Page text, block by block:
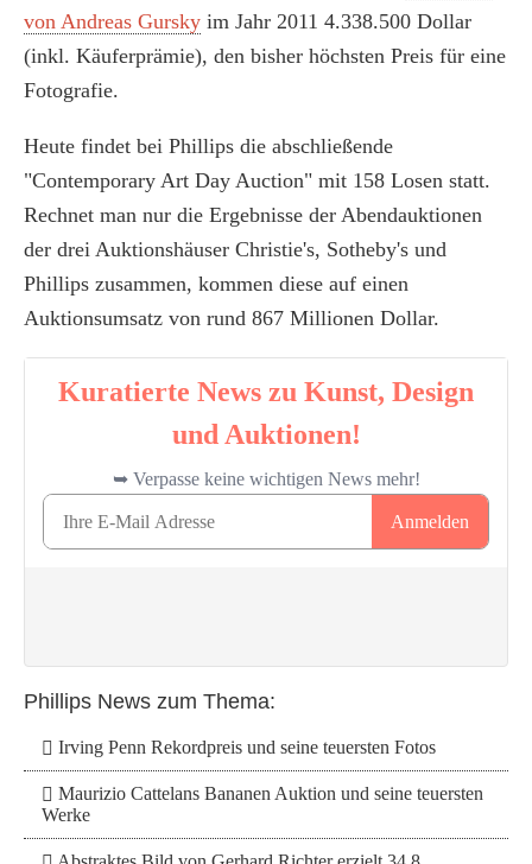
von Andreas Gursky im Jahr 2011 4.338.500 Dollar
(inkl. Käuferprämie), den bisher höchsten Preis für eine
Fotografie.
Heute findet bei Phillips die abschließende
"Contemporary Art Day Auction" mit 158 Losen statt.
Rechnet man nur die Ergebnisse der Abendauktionen
der drei Auktionshäuser Christie's, Sotheby's und
Phillips zusammen, kommen diese auf einen
Auktionsumsatz von rund 867 Millionen Dollar.
Phillips News zum Thema:
Irving Penn Rekordpreis und seine teuersten Fotos
Maurizio Cattelans Bananen Auktion und seine teuersten
Werke